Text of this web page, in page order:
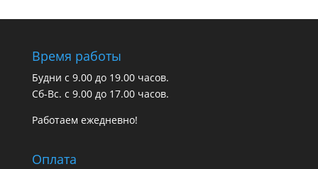
Время работы
Будни с 9.00 до 19.00 часов.
Сб-Вс. с 9.00 до 17.00 часов.
Работаем ежедневно!
Оплата